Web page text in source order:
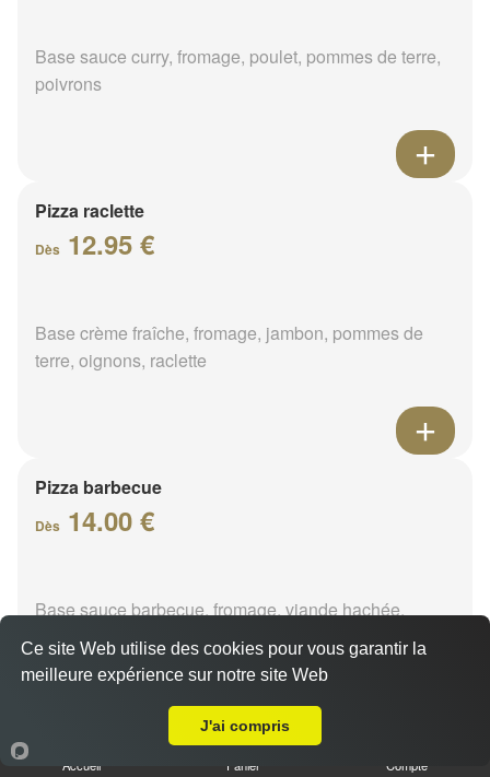
Base sauce curry, fromage, poulet, pommes de terre,
poivrons
Pizza raclette
Dès 12.95 €
Base crème fraîche, fromage, jambon, pommes de
terre, oignons, raclette
Pizza barbecue
Dès 14.00 €
Base sauce barbecue, fromage, viande hachée,
poivrons, chorizo
Pizza cannibale
Accueil Panier Compte
Ce site Web utilise des cookies pour vous garantir la
meilleure expérience sur notre site Web
J'ai compris